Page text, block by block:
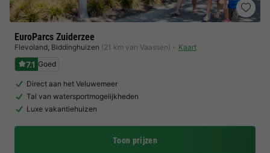
EuroParcs Zuiderzee
Flevoland, Biddinghuizen (21 km van Vaassen) Kaart
7.1 Goed
Direct aan het Veluwemeer
Tal van watersportmogelijkheden
Luxe vakantiehuizen
Toon prijzen